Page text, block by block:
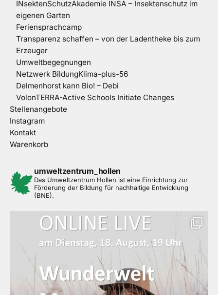
INsektenSchutzAkademie INSA – Insektenschutz im
eigenen Garten
Feriensprachcamp
Transparenz schaffen – von der Ladentheke bis zum
Erzeuger
Umweltbegegnungen
Netzwerk BildungKlima-plus-56
Delmenhorst kann Bio! – Debi
VolonTERRA-Active Schools Initiate Changes
Stellenangebote
Instagram
Kontakt
Warenkorb
umweltzentrum_hollen
Das Umweltzentrum Hollen ist eine Einrichtung zur
Förderung der Bildung für nachhaltige Entwicklung
(BNE).